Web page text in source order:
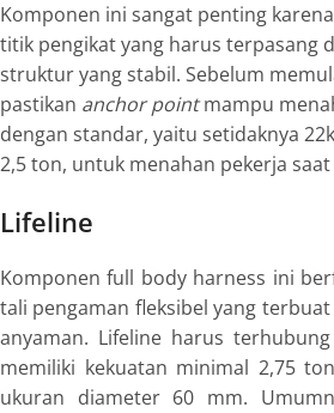
Komponen ini sangat penting karena
titik pengikat yang harus terpasang
struktur yang stabil. Sebelum
pastikan anchor pointmampu
dengan standar, yaitu setidaknya
2,5 ton, untuk menahan pekerja
Lifeline
Komponenfull body harness ini
tali pengaman fleksibel yang
anyaman. Lifeline harus
memiliki kekuatan minimal 2,75
ukuran diameter 60 mm.